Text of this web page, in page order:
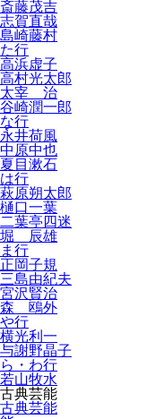
斎藤茂吉
志賀直哉
島崎藤村
た行
高浜虚子
高村光太郎
太宰 治
谷崎潤一郎
な行
永井荷風
中原中也
夏目漱石
は行
萩原朔太郎
樋口一葉
二葉亭四迷
堀 辰雄
ま行
正岡子規
三島由紀夫
宮沢賢治
森 鴎外
や行
横光利一
与謝野晶子
ら・わ行
若山牧水
古典芸能
古典芸能